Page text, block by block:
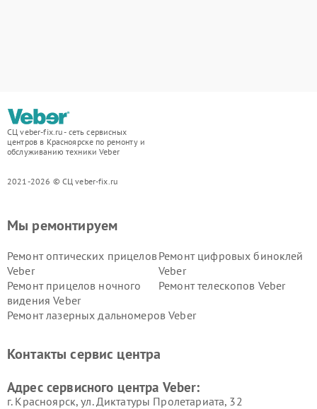
СЦ veber-fix.ru - сеть сервисных
центров в Красноярске по ремонту и
обслуживанию техники Veber
2021-2026 © СЦ veber-fix.ru
Мы ремонтируем
Ремонт оптических прицелов
Veber
Ремонт цифровых биноклей
Veber
Ремонт прицелов ночного
видения Veber
Ремонт телескопов Veber
Ремонт лазерных дальномеров Veber
Контакты сервис центра
Адрес сервисного центра Veber:
г. Красноярск, ул. Диктатуры Пролетариата, 32